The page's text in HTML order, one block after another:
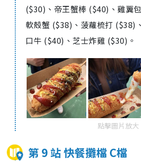
($30)、帝王蟹棒 ($40)、雞翼
軟殼蟹 ($38)、菠蘿梳打 ($38)
口牛 ($40)、芝士炸雞 ($30)。
點擊圖片放大
第 9 站 快餐攤檔 C檔